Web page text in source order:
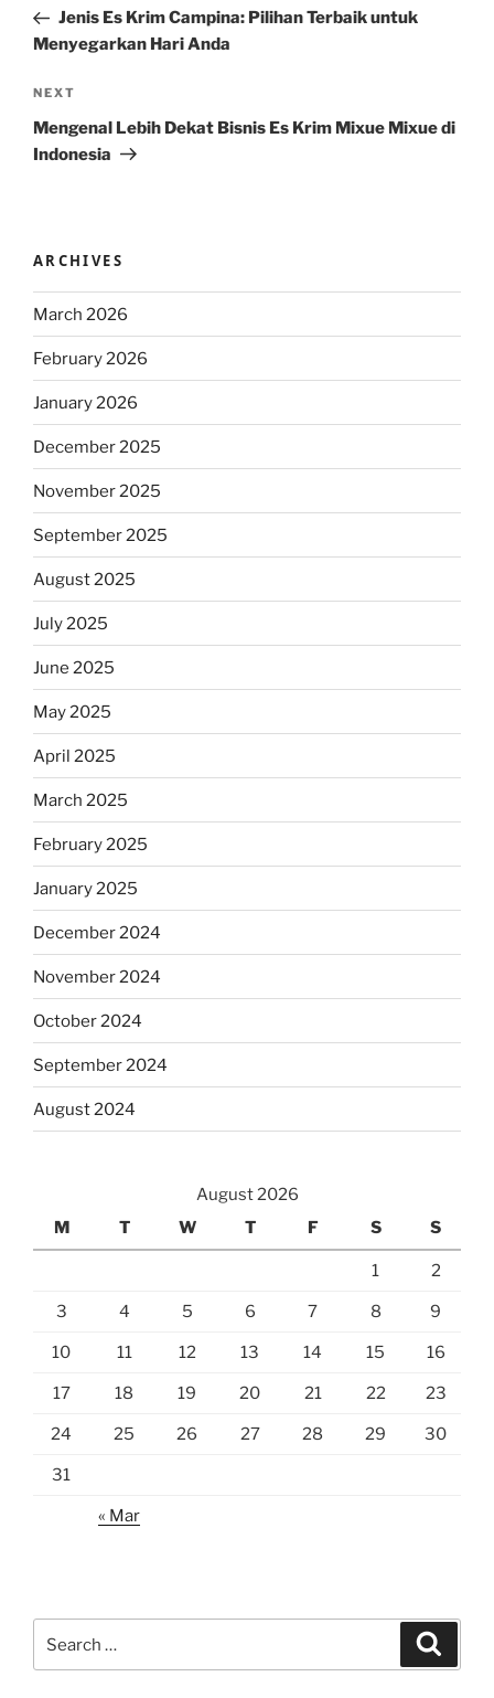
PostJenis Es Krim Campina: Pilihan Terbaik untuk
Menyegarkan Hari Anda
Next
Post
NEXT
Mengenal Lebih Dekat Bisnis Es Krim Mixue Mixue di
Indonesia
ARCHIVES
March 2026
February 2026
January 2026
December 2025
November 2025
September 2025
August 2025
July 2025
June 2025
May 2025
April 2025
March 2025
February 2025
January 2025
December 2024
November 2024
October 2024
September 2024
August 2024
August 2026
M
T W T F S S
1 2
3 4 5 6 7 8 9
10 11 12 13 14 15 16
17 18 19 20 21 22 23
24 25 26 27 28 29 30
31
« Mar
for: